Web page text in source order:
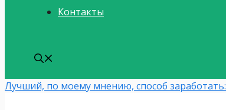
Контакты
Лучший, по моему мнению, способ заработать: